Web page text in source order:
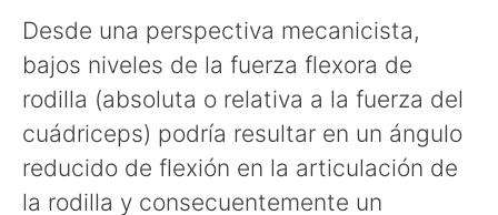
Desde una perspectiva mecanicista,
bajos niveles de la fuerza flexora de
rodilla (absoluta o relativa a la fuerza del
cuádriceps) podría resultar en un ángulo
reducido de flexión en la articulación de
la rodilla y consecuentemente un